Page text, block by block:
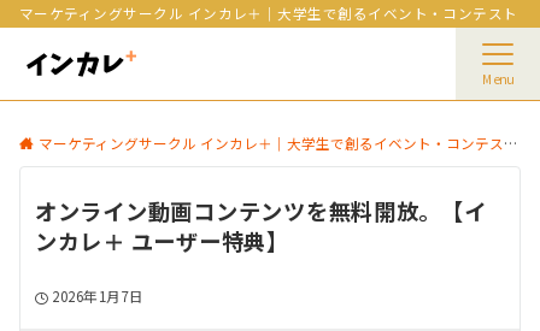
マーケティングサークル インカレ＋｜大学生で創るイベント・コンテスト
Menu
マーケティングサークル インカレ＋｜大学生で創るイベント・コンテスト
オンライン動画コンテンツを無料開放。【イ
ンカレ＋ ユーザー特典】
2026年1月7日